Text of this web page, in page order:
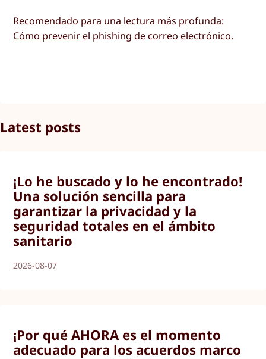
Recomendado para una lectura más profunda:
Cómo prevenir el phishing de correo electrónico.
Latest posts
¡Lo he buscado y lo he encontrado!
Una solución sencilla para
garantizar la privacidad y la
seguridad totales en el ámbito
sanitario
2026-08-07
¡Por qué AHORA es el momento
adecuado para los acuerdos marco